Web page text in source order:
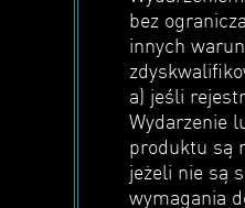
bez
innych
a) jeśli
Wydarzenie
produktu są
jeżeli nie są
wymagania